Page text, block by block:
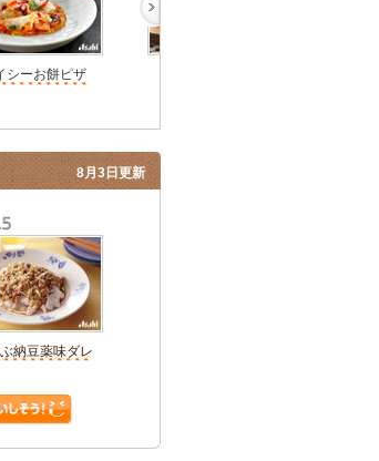
シーお餅ピザ
納豆薬味ダレ
8月3日更新